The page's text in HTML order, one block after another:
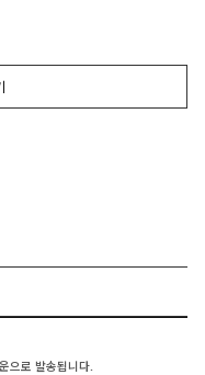
으로 발송됩니다.